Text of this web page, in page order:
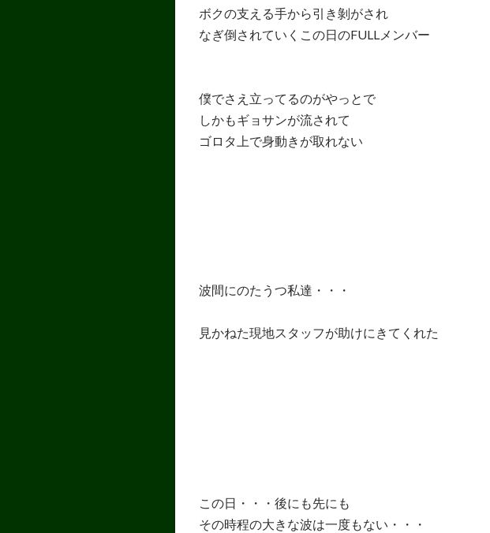
ボクの支える手から引き剝がされ
なぎ倒されていくこの日のFULLメンバー
僕でさえ立ってるのがやっとで
しかもギョサンが流されて
ゴロタ上で身動きが取れない
波間にのたうつ私達・・・
見かねた現地スタッフが助けにきてくれた
この日・・・後にも先にも
その時程の大きな波は一度もない・・・